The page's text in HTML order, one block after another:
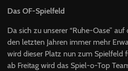
Das OF-Spielfeld
Da sich zu unserer “Ruhe-Oase”
den letzten Jahren immer mehr
wird dieser Platz nun zum Spielfeld
ab Freitag wird das Spiel-o-Top